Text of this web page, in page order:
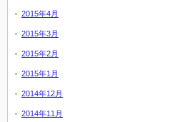
2015年4月
2015年3月
2015年2月
2015年1月
2014年12月
2014年11月